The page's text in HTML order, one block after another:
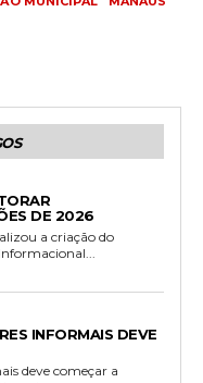
DE 2026
a criação do
INFORMAIS DEVE
deve começar a